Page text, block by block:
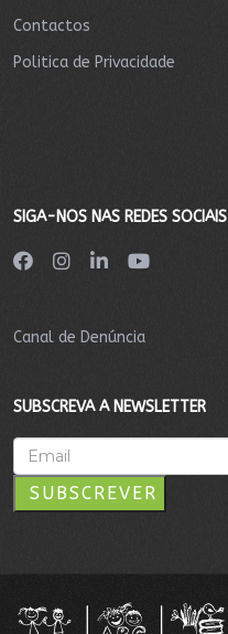
Contactos
Politica de Privacidade
SIGA-NOS NAS REDES SOCIAIS
Canal de Denúncia
SUBSCREVA A NEWSLETTER
SUBSCREVER